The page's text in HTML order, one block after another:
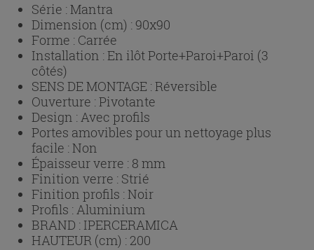
Série :Mantra
Dimension (cm) : 90x90
Forme : Carrée
Installation :En ilôt Porte+Paroi+Paroi (3
côtés)
SENS DE MONTAGE :Réversible
Ouverture :Pivotante
Design :Avec profils
Portes amovibles pour un nettoyage plus
facile :Non
Épaisseur verre : 8 mm
Finition verre : Strié
Finition profils :Noir
Profils :Aluminium
BRAND : IPERCERAMICA
HAUTEUR (cm) : 200